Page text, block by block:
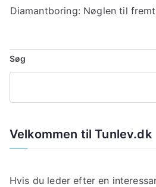
Diamantboring: Nøglen til
Søg
Velkommen til Tunlev.dk
Hvis du leder efter en